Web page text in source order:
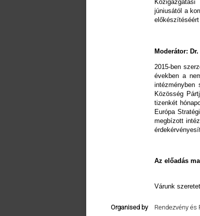
júniusától a
Moderátor:
2015-ben
években a
Közösség
tizenkét
Európa
megbízott
Az előadás
Várunk
Organised by
Rendezvény és